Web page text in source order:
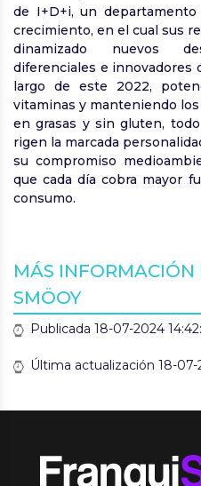
de I+D+i, un
crecimiento, en el cual sus
dinamizado nuevos
diferenciales e innovadores
largo de este 2022,
vitaminas y manteniendo
en grasas y sin gluten,
rigen la marcada
su compromiso
que cada día cobra mayor
consumo.
MÁS
SMÖOY
Publicada 18-07-2024
Última actualización 18-07-